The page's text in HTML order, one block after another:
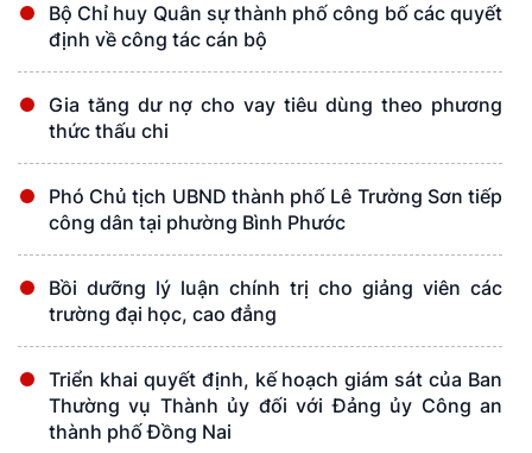
Bộ Chỉ huy Quân sự thành phố công bố các quyết
định về công tác cán bộ
Gia tăng dư nợ cho vay tiêu dùng theo phương
thức thấu chi
Phó Chủ tịch UBND thành phố Lê Trường Sơn tiếp
công dân tại phường Bình Phước
Bồi dưỡng lý luận chính trị cho giảng viên các
trường đại học, cao đẳng
Triển khai quyết định, kế hoạch giám sát của Ban
Thường vụ Thành ủy đối với Đảng ủy Công an
thành phố Đồng Nai